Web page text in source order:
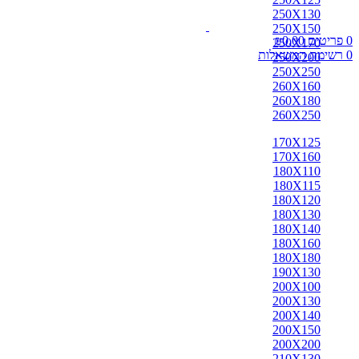
0 פריטים ₪0.00
0 רשימת המשאלות
250X130
250X150
250X170
250X200
250X250
260X160
260X180
260X250
170X125
170X160
180X110
180X115
180X120
180X130
180X140
180X160
180X180
190X130
200X100
200X130
200X140
200X150
200X200
אבאדה
אובוסון
אוזבקי
איספהאן
אנגלי
אפגן
ארדביל
באלוצי
בחטיאר
ביג'אר
בירגאנד
בלגי
ברבר
ג'יג'ים
גאבה
גבה
גוש'אגן
גושאגאן
דורוחש
האגלו
הודי
הולביין
הריז